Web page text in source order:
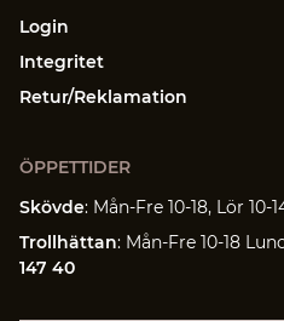
Login
Integritet
Retur/Reklamation
ÖPPETTIDER
Skövde: Mån-Fre 10-18, Lör 10-
Trollhättan: Mån-Fre 10-18
147 40